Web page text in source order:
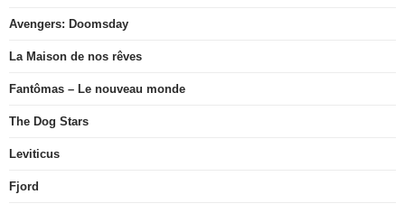
Avengers: Doomsday
La Maison de nos rêves
Fantômas – Le nouveau monde
The Dog Stars
Leviticus
Fjord